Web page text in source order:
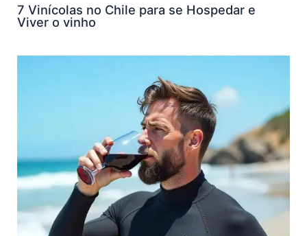
7 Vinícolas no Chile para se Hospedar e
Viver o vinho